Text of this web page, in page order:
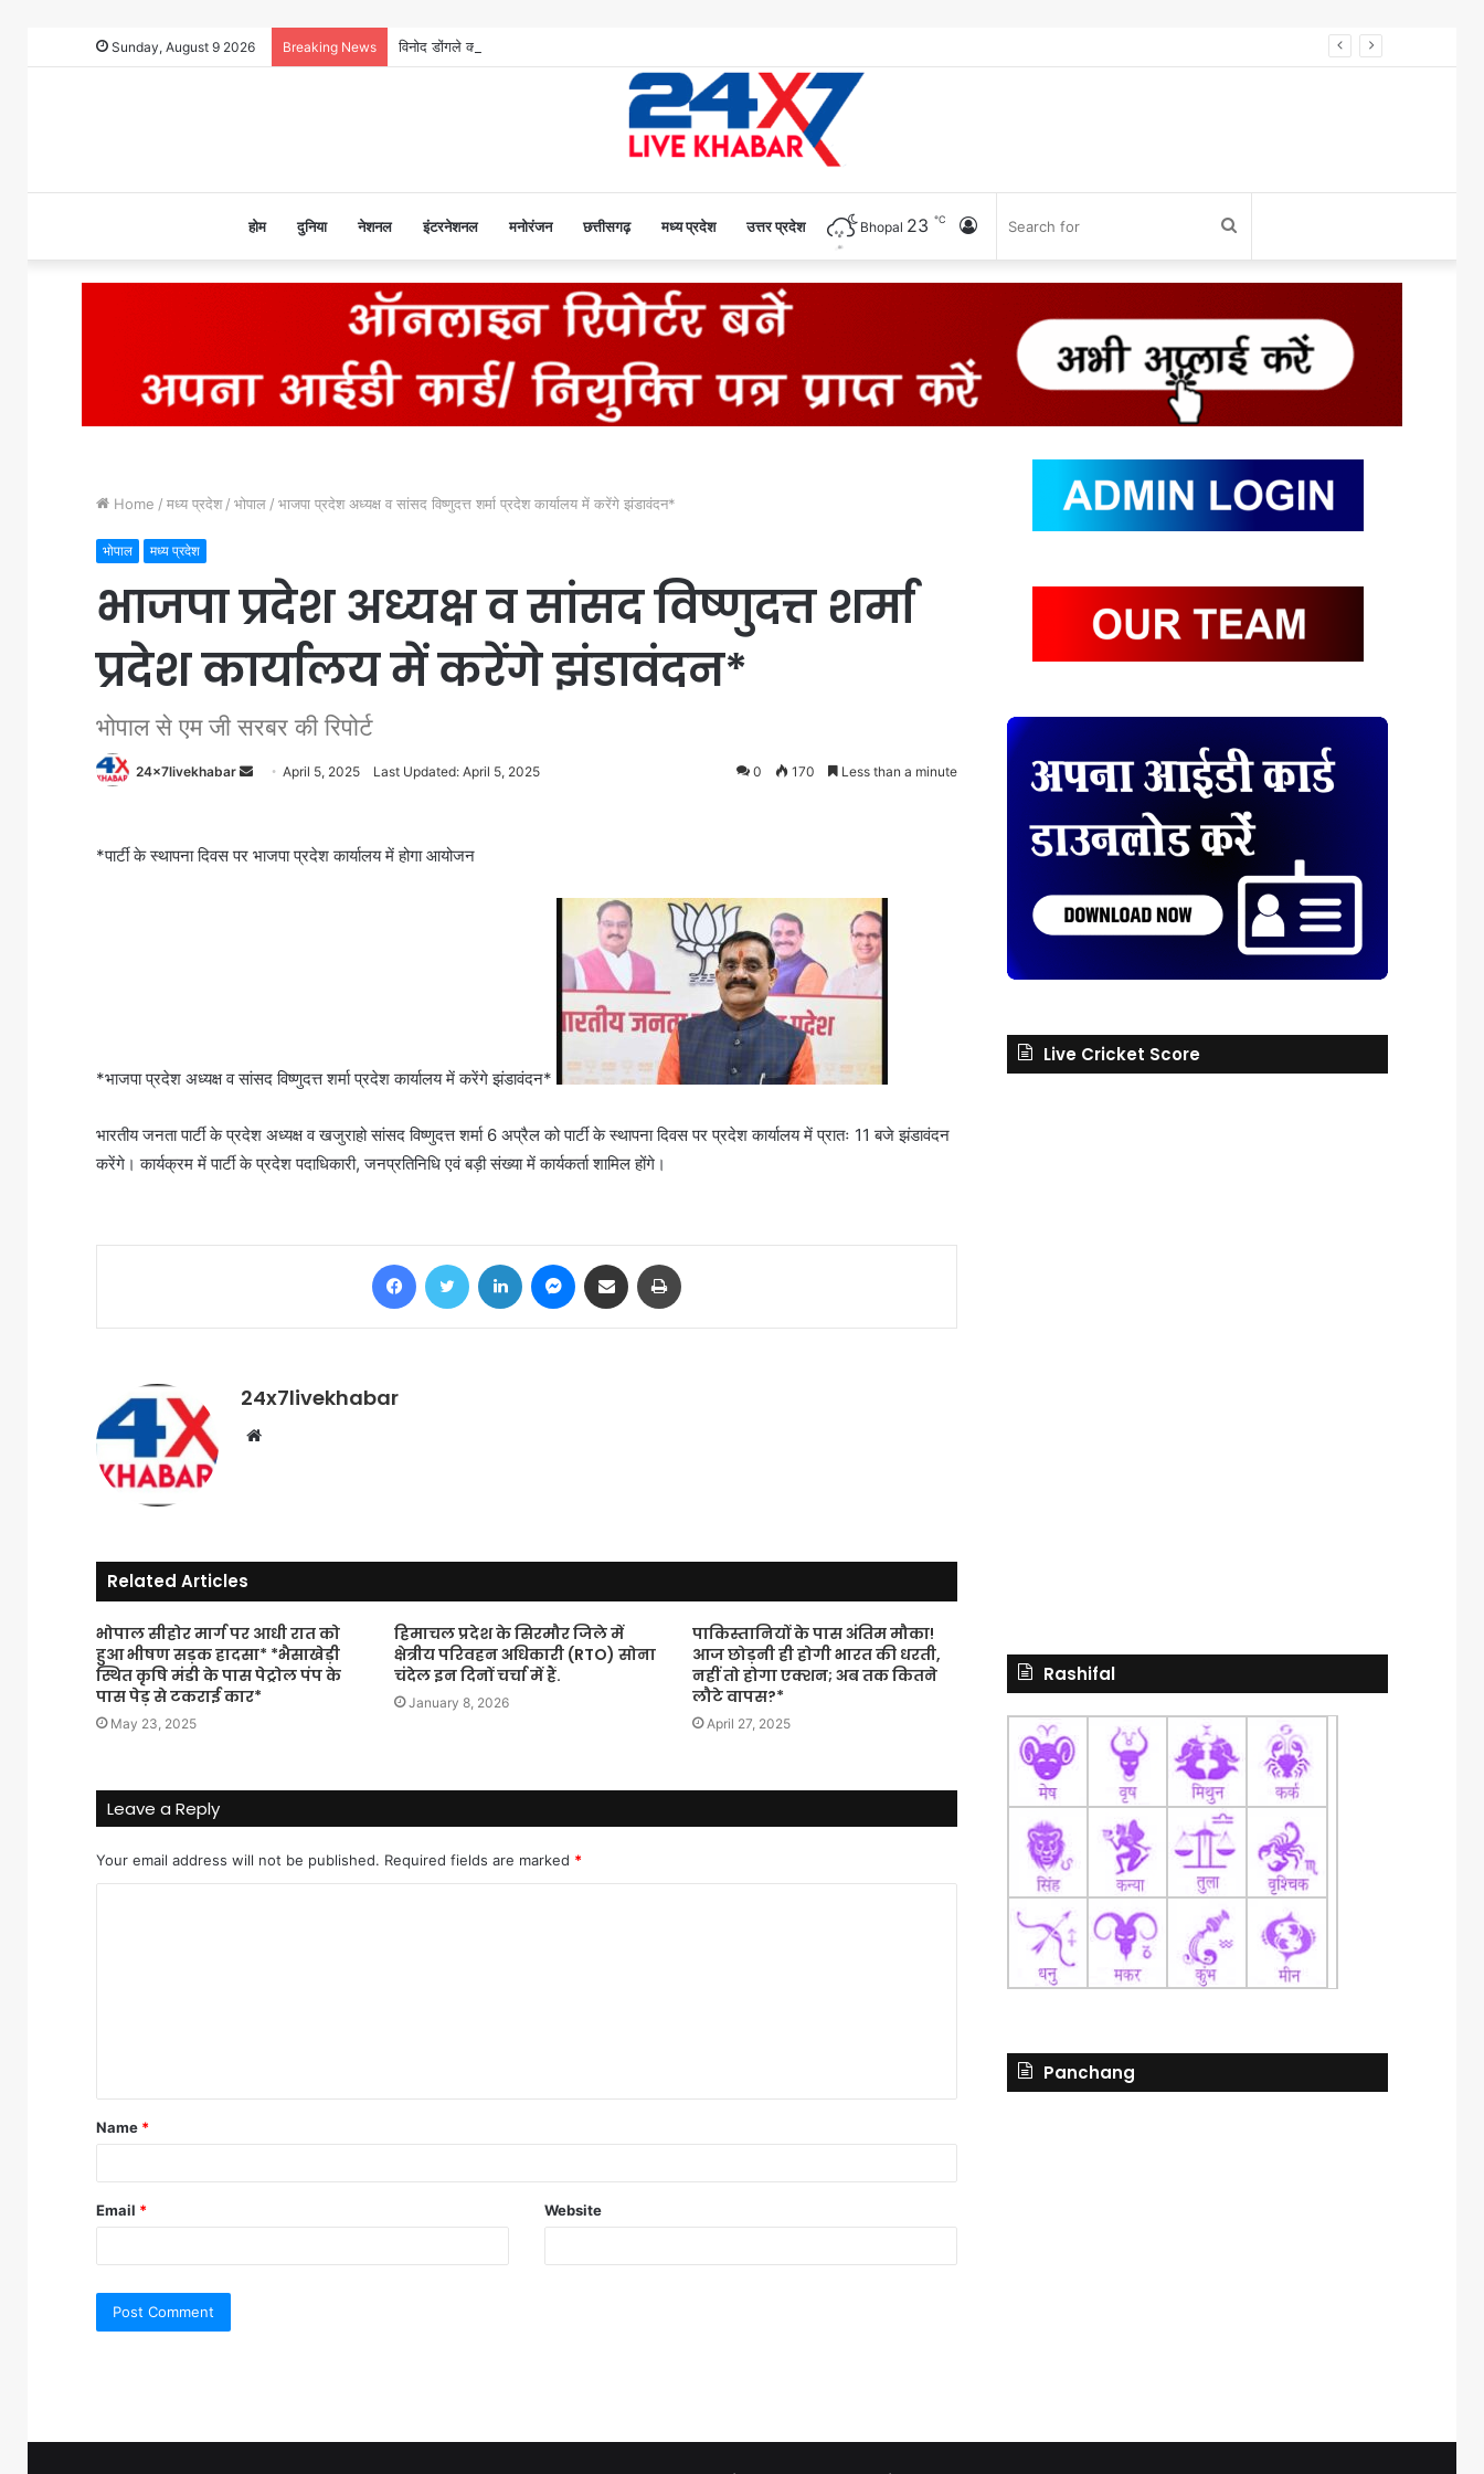
Sunday, August 9 2026 Breaking News
होम दुनिया नेशनल इंटरनेशनल मनोरंजन छत्तीसगढ़ मध्य प्रदेश उत्तर प्रदेश Search
Log
Bhopal 23 ℃
Home / मध्य प्रदेश / भोपाल / भाजपा प्रदेश अध्यक्ष व सांसद विष्णुदत्त शर्मा प्रदेश कार्यालय में करेंगे झंडावंदन*
भोपाल मध्य प्रदेश
भाजपा प्रदेश अध्यक्ष व सांसद विष्णुदत्त शर्मा
प्रदेश कार्यालय में करेंगे झंडावंदन*
भोपाल से एम जी सरबर की रिपोर्ट
24x7livekhabar
SendApril 5, 2025 Last Updated: April 5, 2025 0 170 Less than a minute
*पार्टी के स्थापना दिवस पर भाजपा प्रदेश कार्यालय में होगा आयोजन
*भाजपा प्रदेश अध्यक्ष व सांसद विष्णुदत्त शर्मा प्रदेश कार्यालय में करेंगे झंडावंदन*
भारतीय जनता पार्टी के प्रदेश अध्यक्ष व खजुराहो सांसद विष्णुदत्त शर्मा 6 अप्रैल को पार्टी के स्थापना दिवस पर प्रदेश कार्यालय में प्रातः 11 बजे झंडावंदन
करेंगे। कार्यक्रम में पार्टी के प्रदेश पदाधिकारी, जनप्रतिनिधि एवं बड़ी संख्या में कार्यकर्ता शामिल होंगे।
FacebookTwitter LinkedIn Messenger
Share via Email
24x7livekhabar
Website
Related Articles
भोपाल सीहोर मार्ग पर आधी रात को
हुआ भीषण सड़क हादसा* *भैसाखेड़ी
स्थित कृषि मंडी के पास पेट्रोल पंप के
पास पेड़ से टकराई कार*
May 23, 2025
हिमाचल प्रदेश के सिरमौर जिले में
क्षेत्रीय परिवहन अधिकारी (RTO) सोना
चंदेल इन दिनों चर्चा में हैं.
January 8, 2026
पाकिस्तानियों के पास अंतिम मौका!
आज छोड़नी ही होगी भारत की धरती,
नहीं तो होगा एक्शन; अब तक कितने
लौटे वापस?*
April 27, 2025
Leave a Reply
Your email address will not be published. Required fields are marked *
t
*
Name *
Email * Website
Live Cricket Score
Rashifal
Panchang